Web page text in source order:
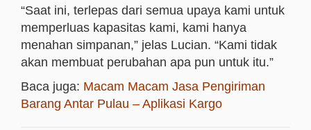
“Saat ini, terlepas dari semua upaya kami untuk
memperluas kapasitas kami, kami hanya
menahan simpanan,” jelas Lucian. “Kami tidak
akan membuat perubahan apa pun untuk itu.”
Baca juga: Macam Macam Jasa Pengiriman
Barang Antar Pulau – Aplikasi Kargo